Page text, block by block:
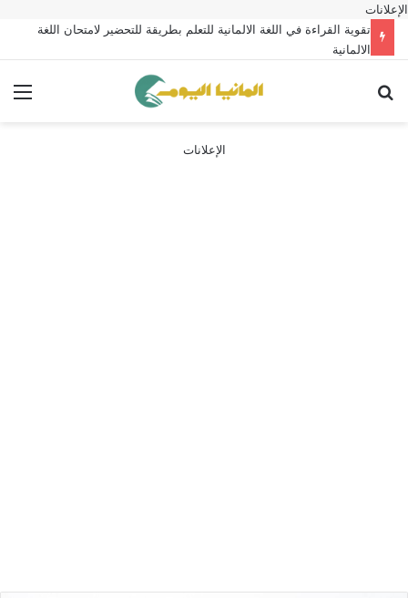
الإعلانات
تقوية القراءة في اللغة الالمانية للتعلم بطريقة للتحضير لامتحان اللغة
الالمانية
الإعلانات